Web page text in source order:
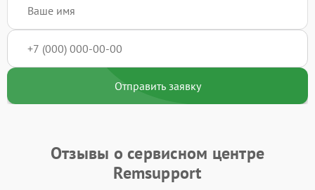
Отправить заявку
Отзывы о сервисном центре
Remsupport